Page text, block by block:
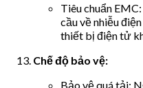
Tiêu chuẩn
cầu về nhiễu
thiết bị điện tử
Chế độ bảo vệ:
Bảo vệ quá tải: